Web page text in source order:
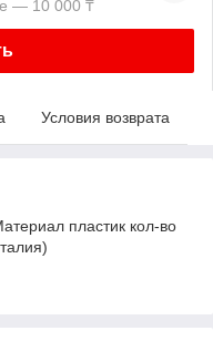
— 10 000 ₸
Условия возврата
пластик кол-во